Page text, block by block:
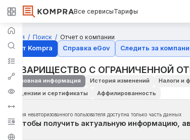
Все сервисыТарифы
Главная Поиск
Отчет о компании
Отчёт Kompra
Справка eGov Следить за
ТОВАРИЩЕСТВО С ОГРАНИЧЕННОЙ
Основная информация История изменений Налоги и
Лицензии и сертификаты
Аффилированность
Для неавторизованного пользователя доступна только часть данных
Чтобы получить актуальную информацию,